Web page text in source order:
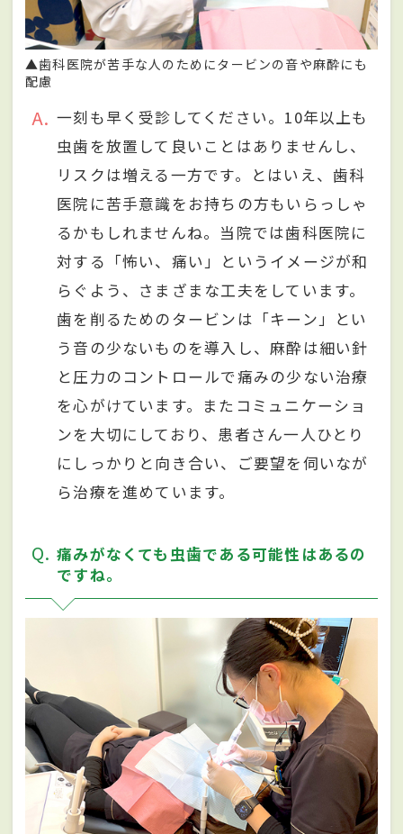
▲歯科医院が苦手な人のためにタービンの音や麻酔にも
配慮
A
一刻も早く受診してください。10年以上も
虫歯を放置して良いことはありませんし、
リスクは増える一方です。とはいえ、歯科
医院に苦手意識をお持ちの方もいらっしゃ
るかもしれませんね。当院では歯科医院に
対する「怖い、痛い」というイメージが和
らぐよう、さまざまな工夫をしています。
歯を削るためのタービンは「キーン」とい
う音の少ないものを導入し、麻酔は細い針
と圧力のコントロールで痛みの少ない治療
を心がけています。またコミュニケーショ
ンを大切にしており、患者さん一人ひとり
にしっかりと向き合い、ご要望を伺いなが
ら治療を進めています。
Q
痛みがなくても虫歯である可能性はあるの
ですね。